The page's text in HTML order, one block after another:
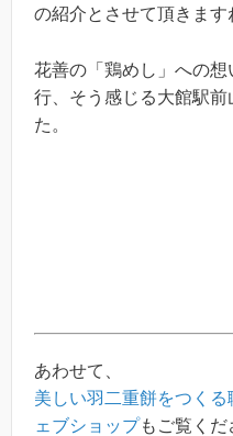
の紹介とさせて頂きます
花善の「鶏めし」への
行、そう感じる大館駅
た。
あわせて、
美しい羽二重餅をつく
ェブショップもご覧くだ